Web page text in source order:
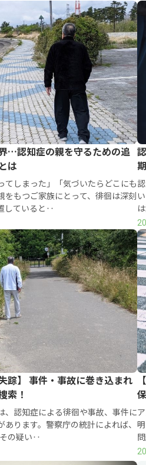
…認知症の親を守るための追
は
てしまった」「気づいたらどこにも
もつご家族にとって、徘徊は深刻
していると‥
踪】 事件・事故に巻き込まれ
索！
、認知症による徘徊や事故、事件に
ります。警察庁の統計によれば、
の疑い‥